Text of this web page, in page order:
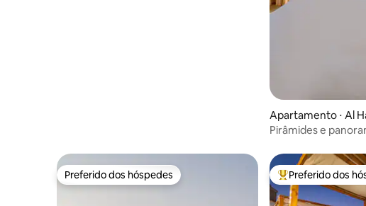
Apartamento ⋅ Al
Pirâmides e
Preferido dos hóspedes
Preferido dos hóspedes Entre os melhores
Preferido dos